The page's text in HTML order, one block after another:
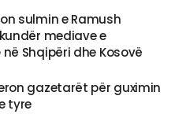
sulmin e Ramush
mediave e
Shqipëri dhe Kosovë
gazetarët për guximin
tyre